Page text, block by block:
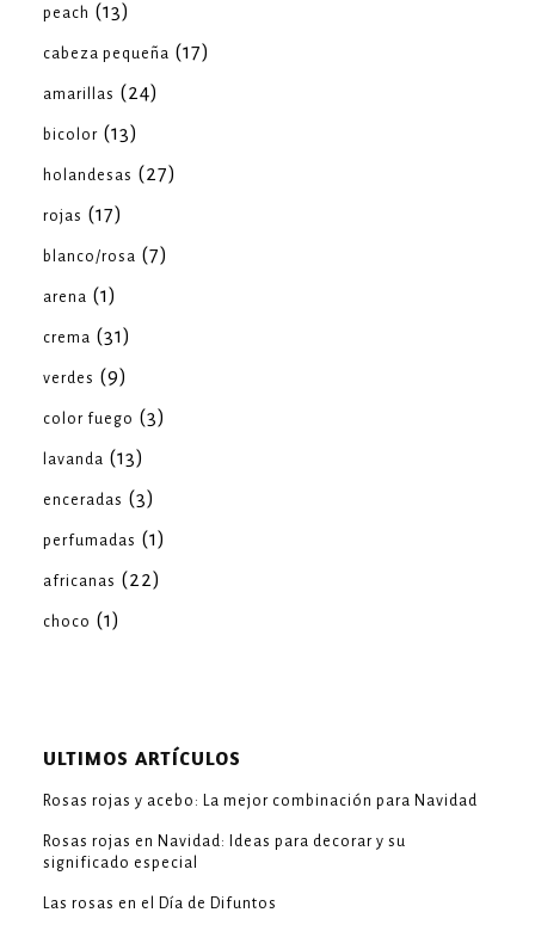
peach (13)
cabeza pequeña (17)
amarillas (24)
bicolor (13)
holandesas (27)
rojas (17)
blanco/rosa (7)
arena (1)
crema (31)
verdes (9)
color fuego (3)
lavanda (13)
enceradas (3)
perfumadas (1)
africanas (22)
choco (1)
ULTIMOS ARTÍCULOS
Rosas rojas y acebo: La mejor combinación para Navidad
Rosas rojas en Navidad: Ideas para decorar y su
significado especial
Las rosas en el Día de Difuntos